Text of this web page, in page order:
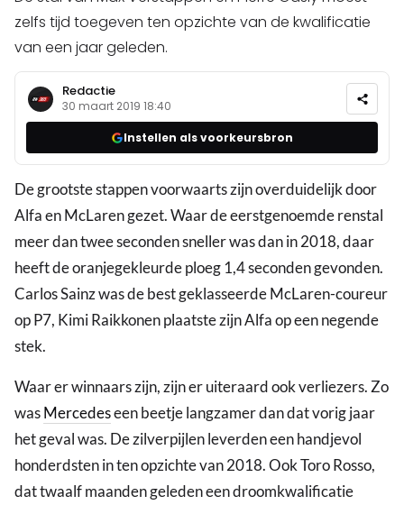
zelfs tijd toegeven ten opzichte van de kwalificatie
van een jaar geleden.
Redactie
30 maart 2019 18:40
Instellen als voorkeursbron
De grootste stappen voorwaarts zijn overduidelijk door
Alfa en McLaren gezet. Waar de eerstgenoemde renstal
meer dan twee seconden sneller was dan in 2018, daar
heeft de oranjegekleurde ploeg 1,4 seconden gevonden.
Carlos Sainz was de best geklasseerde McLaren-coureur
op P7, Kimi Raikkonen plaatste zijn Alfa op een negende
stek.
Waar er winnaars zijn, zijn er uiteraard ook verliezers. Zo
wasMercedeseen beetje langzamer dan dat vorig jaar
het geval was. De zilverpijlen leverden een handjevol
honderdsten in ten opzichte van 2018. Ook Toro Rosso,
dat twaalf maanden geleden een droomkwalificatie